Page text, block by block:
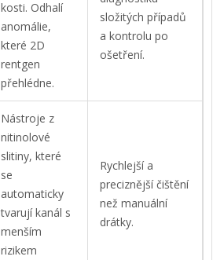
kosti. Odhalí
anomálie,
které 2D
rentgen
přehlédne.
složitých případů
a kontrolu po
ošetření.
Nástroje z
nitinolové
slitiny, které
se
automaticky
tvarují kanál s
menším
rizikem
Rychlejší a
preciznější čištění
než manuální
drátky.